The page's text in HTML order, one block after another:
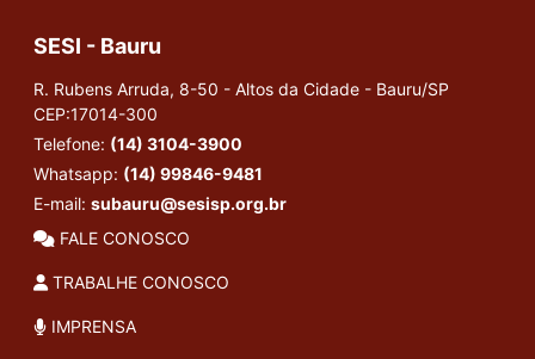
SESI - Bauru
R. Rubens Arruda, 8-50 - Altos da Cidade - Bauru/SP
CEP:17014-300
Telefone: (14) 3104-3900
Whatsapp: (14) 99846-9481
E-mail: subauru@sesisp.org.br
FALE CONOSCO
TRABALHE CONOSCO
IMPRENSA